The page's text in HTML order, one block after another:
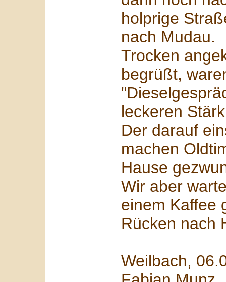
holprige
nach Mudau.
Trocken
begrüßt,
leckeren
Der darauf
machen
Hause
Wir aber
einem Kaffee
Rücken nach
Weilbach,